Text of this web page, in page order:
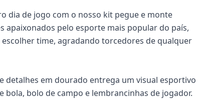
dia de jogo com o nosso kit pegue e monte
apaixonados pelo esporte mais popular do país,
time, agradando torcedores de qualquer
detalhes em dourado entrega um visual esportivo
bolo de campo e lembrancinhas de jogador.